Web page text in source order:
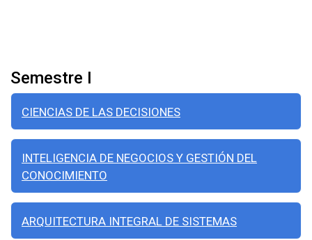
Semestre I
CIENCIAS DE LAS DECISIONES
INTELIGENCIA DE NEGOCIOS Y GESTIÓN DEL
CONOCIMIENTO
ARQUITECTURA INTEGRAL DE SISTEMAS